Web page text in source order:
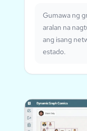
Gumawa ng
aralan na
ang isang
estado.